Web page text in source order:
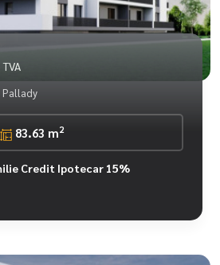
TVA
Pallady
83.63 m2
Credit Ipotecar 15%